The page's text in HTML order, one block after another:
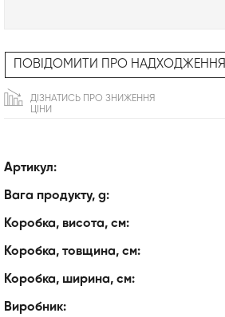
Артикул:
Вага продукту, g:
Коробка, висота, см:
Коробка, товщина, см:
Коробка, ширина, см:
Виробник:
ПОВІДОМИТИ ПРО НАДХОДЖЕННЯ
ДІЗНАТИСЬ ПРО ЗНИЖЕННЯ
ЦІНИ